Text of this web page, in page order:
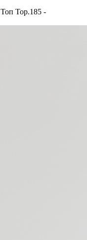
Топ Top.185 -